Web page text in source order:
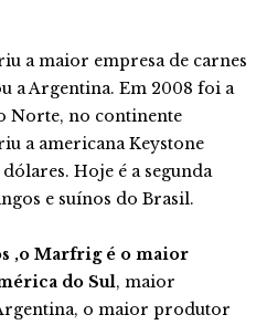
a maior empresa de carnes
a Argentina. Em 2008 foi a
Norte, no continente
a americana Keystone
Hoje é a segunda
e suínos do Brasil.
,o Marfrig é o maior
do Sul, maior
o maior produtor